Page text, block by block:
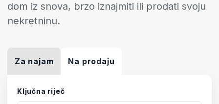
dom iz snova, brzo iznajmiti ili prodati svoju
nekretninu.
Za najam Na prodaju
Ključna riječ